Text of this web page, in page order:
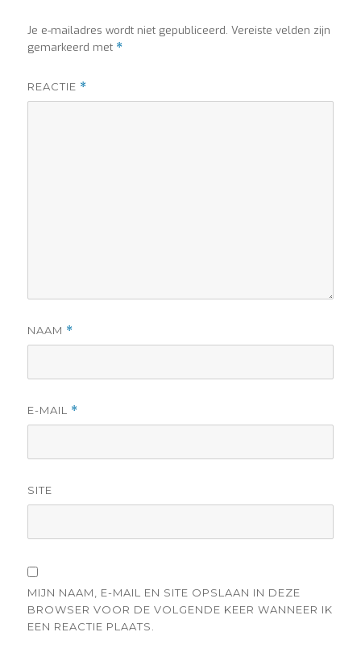
Je e-mailadres wordt niet gepubliceerd. Vereiste velden zijn
gemarkeerd met *
REACTIE *
NAAM *
E-MAIL *
SITE
MIJN NAAM, E-MAIL EN SITE OPSLAAN IN DEZE
BROWSER VOOR DE VOLGENDE KEER WANNEER IK
EEN REACTIE PLAATS.